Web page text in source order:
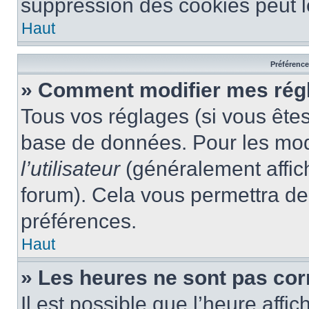
suppression des cookies peut
Haut
» Comment modifier mes
Tous vos réglages (si vous
base de données. Pour les
l’utilisateur(généralement
forum). Cela vous permettra
préférences.
Haut
» Les heures ne sont pas
Il est possible que l’heure